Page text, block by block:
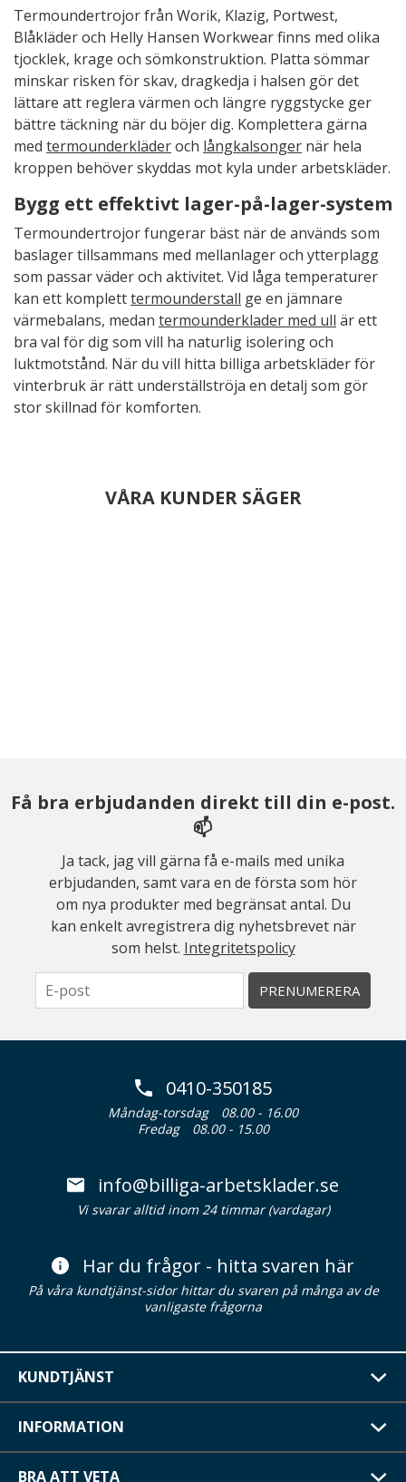
Termoundertrojor från Worik, Klazig, Portwest,
Blåkläder och Helly Hansen Workwear finns med olika
tjocklek, krage och sömkonstruktion. Platta sömmar
minskar risken för skav, dragkedja i halsen gör det
lättare att reglera värmen och längre ryggstycke ger
bättre täckning när du böjer dig. Komplettera gärna
med termounderkläderoch långkalsonger när hela
kroppen behöver skyddas mot kyla under arbetskläder.
Bygg ett effektivt lager-på-lager-system
Termoundertrojor fungerar bäst när de används som
baslager tillsammans med mellanlager och ytterplagg
som passar väder och aktivitet. Vid låga temperaturer
kan ett kompletttermounderstall ge en jämnare
värmebalans, medan termounderklader med ull är ett
bra val för dig som vill ha naturlig isolering och
luktmotstånd. När du vill hitta billiga arbetskläder för
vinterbruk är rätt underställströja en detalj som gör
stor skillnad för komforten.
VÅRA KUNDER SÄGER
Få bra erbjudanden direkt till din e-post.
📫
Ja tack, jag vill gärna få e-mails med unika
erbjudanden, samt vara en de första som hör
om nya produkter med begränsat antal. Du
kan enkelt avregistrera dig nyhetsbrevet när
som helst. Integritetspolicy
PRENUMERERA
0410-350185
Måndag-torsdag
08.00 - 16.00
Fredag
08.00 - 15.00
info@billiga-arbetsklader.se
Vi svarar alltid inom 24 timmar (vardagar)
Har du frågor - hitta svaren här
På våra kundtjänst-sidor hittar du svaren på många av de
vanligaste frågorna
KUNDTJÄNST
INFORMATION
BRA ATT VETA